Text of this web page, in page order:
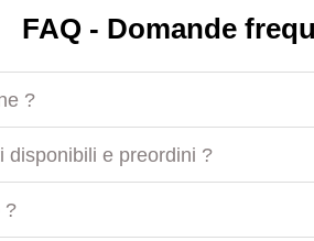
FAQ - Domande
?
disponibili e preordini ?
?